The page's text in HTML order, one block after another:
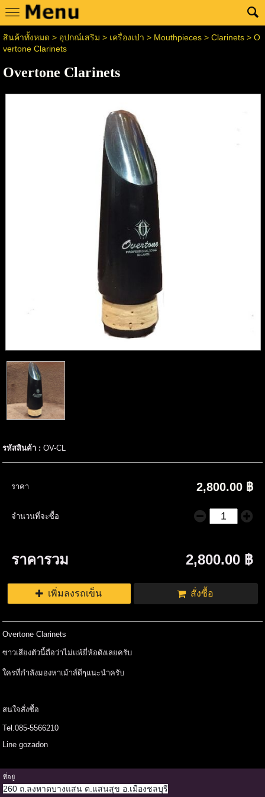
สินค้าทั้งหมด > อุปกณ์เสริม > เครื่องเป่า > Mouthpieces > Clarinets> O
vertone Clarinets
Overtone Clarinets
รหัสสินค้า :OV-CL
ราคา 2,800.00 ฿
จำนวนที่จะซื้อ
ราคารวม 2,800.00 ฿
เพิ่มลงรถเข็น สั่งซื้อ
Overtone Clarinets
ซาวเสียงตัวนี้ถือว่าไม่แพ้ยี่ห้อดังเลยครับ
ใครที่กำลังมองหาเม้าส์ดีๆแนะนำครับ
สนใจสั่งซื้อ
Tel.085-5566210
Line gozadon
ที่อยู่
260 ถ.ลงหาดบางแสน ต.แสนสุข อ.เมืองชลบุรี